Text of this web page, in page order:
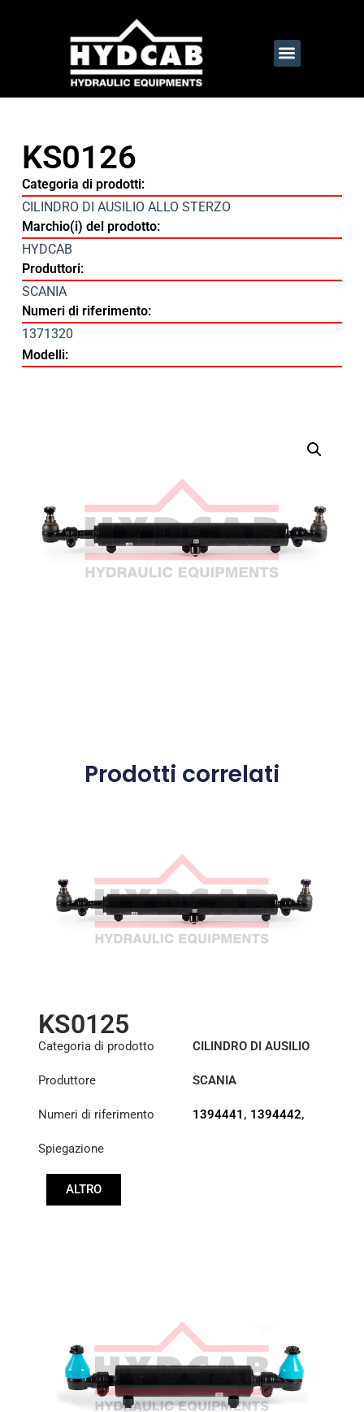
KS0126
Categoria di prodotti:
CILINDRO DI AUSILIO ALLO STERZO
Marchio(i) del prodotto:
HYDCAB
Produttori:
SCANIA
Numeri di riferimento:
1371320
Modelli:
Prodotti correlati
KS0125
Categoria di prodotto
CILINDRO DI AUSILIO
Produttore
SCANIA
Numeri di riferimento 1394441 , 1394442,
Spiegazione
ALTRO